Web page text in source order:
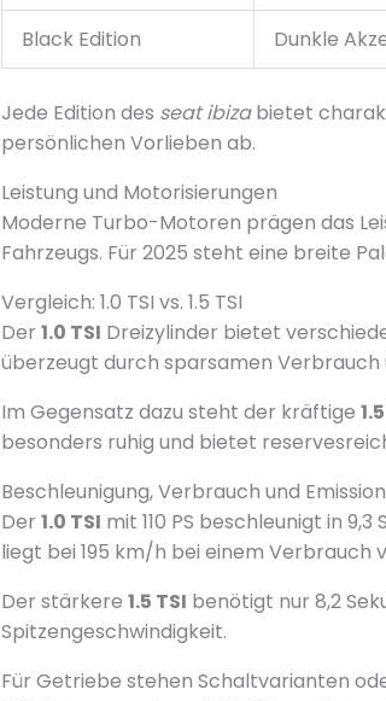
Black Edition Dunkle
Jede Edition des seat ibizabietet
persönlichen Vorlieben ab.
Leistung und Motorisierungen
Moderne Turbo-Motoren prägen das
Fahrzeugs. Für 2025 steht eine breite
Vergleich: 1.0 TSI vs. 1.5 TSI
Der 1.0 TSI Dreizylinder bietet
überzeugt durch sparsamen Verbrauch
Im Gegensatz dazu steht der kräftige
besonders ruhig und bietet
Beschleunigung, Verbrauch und
Der 1.0 TSI mit 110 PS beschleunigt in
liegt bei 195 km/h bei einem Verbrauch
Der stärkere 1.5 TSI benötigt nur 8,2
Spitzengeschwindigkeit.
Für Getriebe stehen Schaltvarianten